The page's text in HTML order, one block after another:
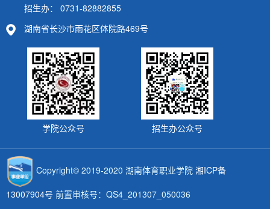
招生办： 0731-82882855
湖南省长沙市雨花区体院路469号
学院公众号 招生办公众号
Copyright© 2019-2020 湖南体育职业学院 湘ICP备
13007904号 前置审核号：QS4_201307_050036